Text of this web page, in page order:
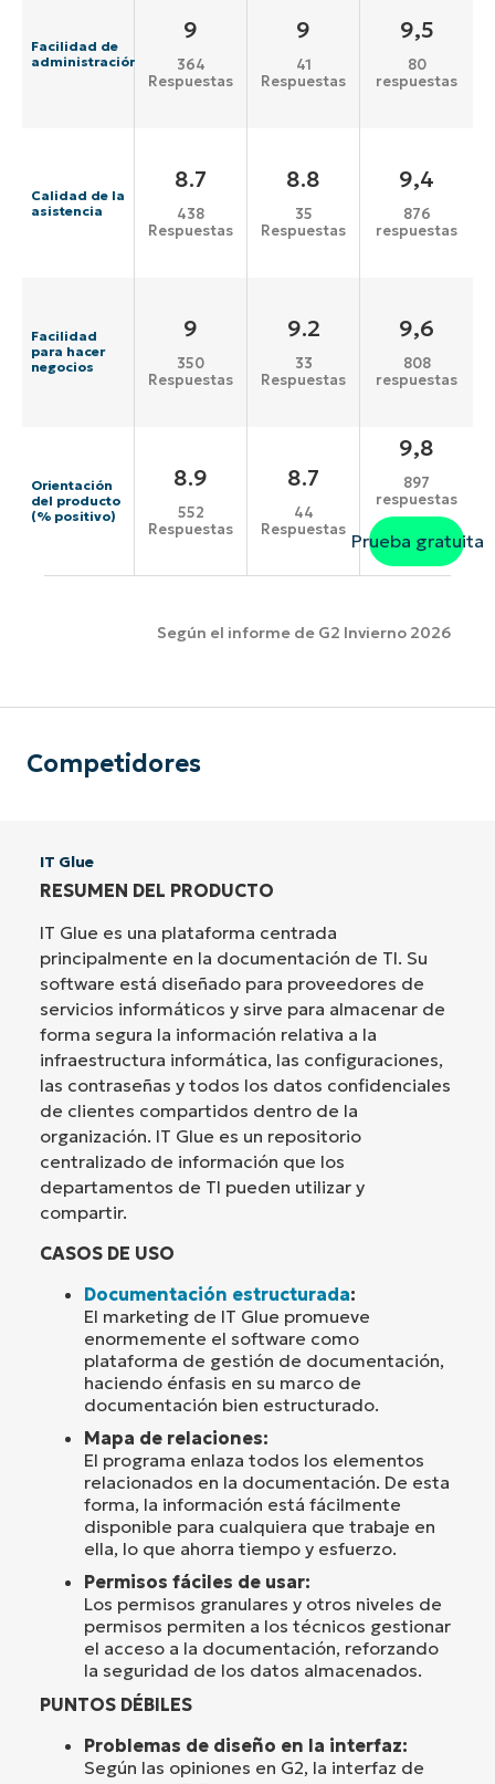
Facilidad de
administración
9
364
Respuestas
9
41
Respuestas
9,5
80
respuestas
Calidad de la
asistencia
8.7
438
Respuestas
8.8
35
Respuestas
9,4
876
respuestas
Facilidad
para hacer
negocios
9
350
Respuestas
9.2
33
Respuestas
9,6
808
respuestas
Orientación
del producto
(% positivo)
8.9
552
Respuestas
8.7
44
Respuestas
9,8
897
respuestas
Prueba gratuita
Según el informe de G2 Invierno 2026
Competidores
IT Glue
RESUMEN DEL PRODUCTO
IT Glue es una plataforma centrada
principalmente en la documentación de TI. Su
software está diseñado para proveedores de
servicios informáticos y sirve para almacenar de
forma segura la información relativa a la
infraestructura informática, las configuraciones,
las contraseñas y todos los datos confidenciales
de clientes compartidos dentro de la
organización. IT Glue es un repositorio
centralizado de información que los
departamentos de TI pueden utilizar y
compartir.
CASOS DE USO
Documentación estructurada:
El marketing de IT Glue promueve
enormemente el software como
plataforma de gestión de documentación,
haciendo énfasis en su marco de
documentación bien estructurado.
Mapa de relaciones:
El programa enlaza todos los elementos
relacionados en la documentación. De esta
forma, la información está fácilmente
disponible para cualquiera que trabaje en
ella, lo que ahorra tiempo y esfuerzo.
Permisos fáciles de usar:
Los permisos granulares y otros niveles de
permisos permiten a los técnicos gestionar
el acceso a la documentación, reforzando
la seguridad de los datos almacenados.
PUNTOS DÉBILES
Problemas de diseño en la interfaz:
Según las opiniones en G2, la interfaz de